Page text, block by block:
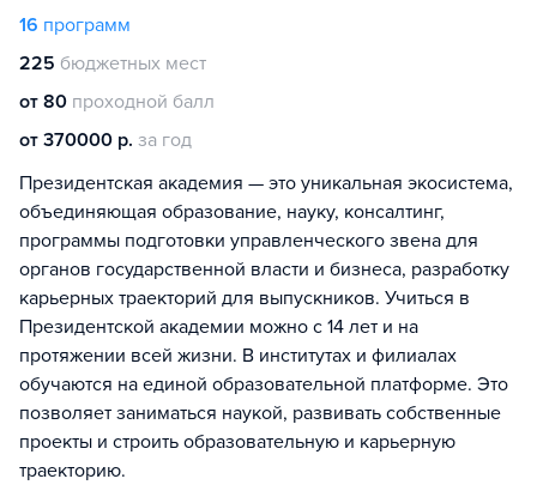
16 программ
225 бюджетных мест
от 80 проходной балл
от 370000 р. за год
Президентская академия — это уникальная экосистема,
объединяющая образование, науку, консалтинг,
программы подготовки управленческого звена для
органов государственной власти и бизнеса, разработку
карьерных траекторий для выпускников. Учиться в
Президентской академии можно с 14 лет и на
протяжении всей жизни. В институтах и филиалах
обучаются на единой образовательной платформе. Это
позволяет заниматься наукой, развивать собственные
проекты и строить образовательную и карьерную
траекторию.